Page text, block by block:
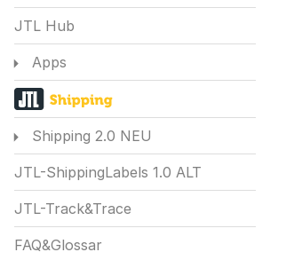
JTL Hub
Apps
Shipping 2.0 NEU
JTL-ShippingLabels 1.0 ALT
JTL-Track&Trace
FAQ&Glossar